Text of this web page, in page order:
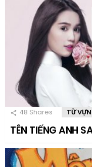
48 Shares TỪ
TÊN TIẾNG ANH